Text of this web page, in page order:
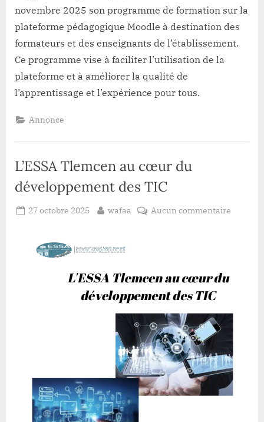
novembre 2025 son programme de formation sur la
plateforme pédagogique Moodle à destination des
formateurs et des enseignants de l’établissement.
Ce programme vise à faciliter l’utilisation de la
plateforme et à améliorer la qualité de
l’apprentissage et l’expérience pour tous.
Annonce
L’ESSA Tlemcen au cœur du
développement des TIC
Posted
27 octobre 2025 By
wafaa Aucun commentairesur